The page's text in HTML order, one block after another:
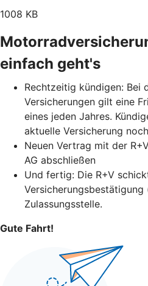
1008 KB
einfach geht's
Rechtzeitig kündigen: Bei
Versicherungen gilt eine
eines jeden Jahres.
aktuelle Versicherung
Neuen Vertrag mit der
AG abschließen
Und fertig: Die R+V
Zulassungsstelle.
Gute Fahrt!